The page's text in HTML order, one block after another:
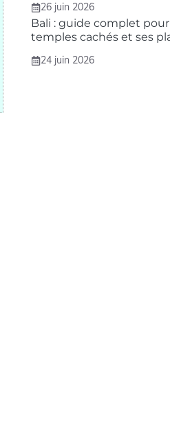
26 juin 2026
Bali : guide complet
temples cachés et ses
24 juin 2026